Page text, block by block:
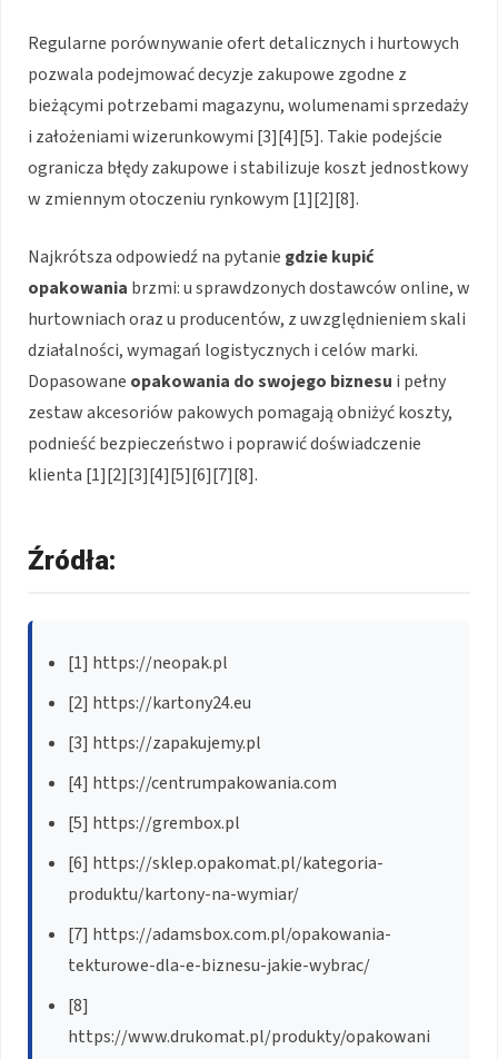
Regularne porównywanie ofert detalicznych i hurtowych
pozwala podejmować decyzje zakupowe zgodne z
bieżącymi potrzebami magazynu, wolumenami sprzedaży
i założeniami wizerunkowymi [3][4][5]. Takie podejście
ogranicza błędy zakupowe i stabilizuje koszt jednostkowy
w zmiennym otoczeniu rynkowym [1][2][8].
Najkrótsza odpowiedź na pytanie gdzie kupić
opakowania brzmi: u sprawdzonych dostawców online, w
hurtowniach oraz u producentów, z uwzględnieniem skali
działalności, wymagań logistycznych i celów marki.
Dopasowane opakowania do swojego biznesu i pełny
zestaw akcesoriów pakowych pomagają obniżyć koszty,
podnieść bezpieczeństwo i poprawić doświadczenie
klienta [1][2][3][4][5][6][7][8].
Źródła:
[1] https://neopak.pl
[2] https://kartony24.eu
[3] https://zapakujemy.pl
[4] https://centrumpakowania.com
[5] https://grembox.pl
[6] https://sklep.opakomat.pl/kategoria-
produktu/kartony-na-wymiar/
[7] https://adamsbox.com.pl/opakowania-
tekturowe-dla-e-biznesu-jakie-wybrac/
[8]
https://www.drukomat.pl/produkty/opakowani